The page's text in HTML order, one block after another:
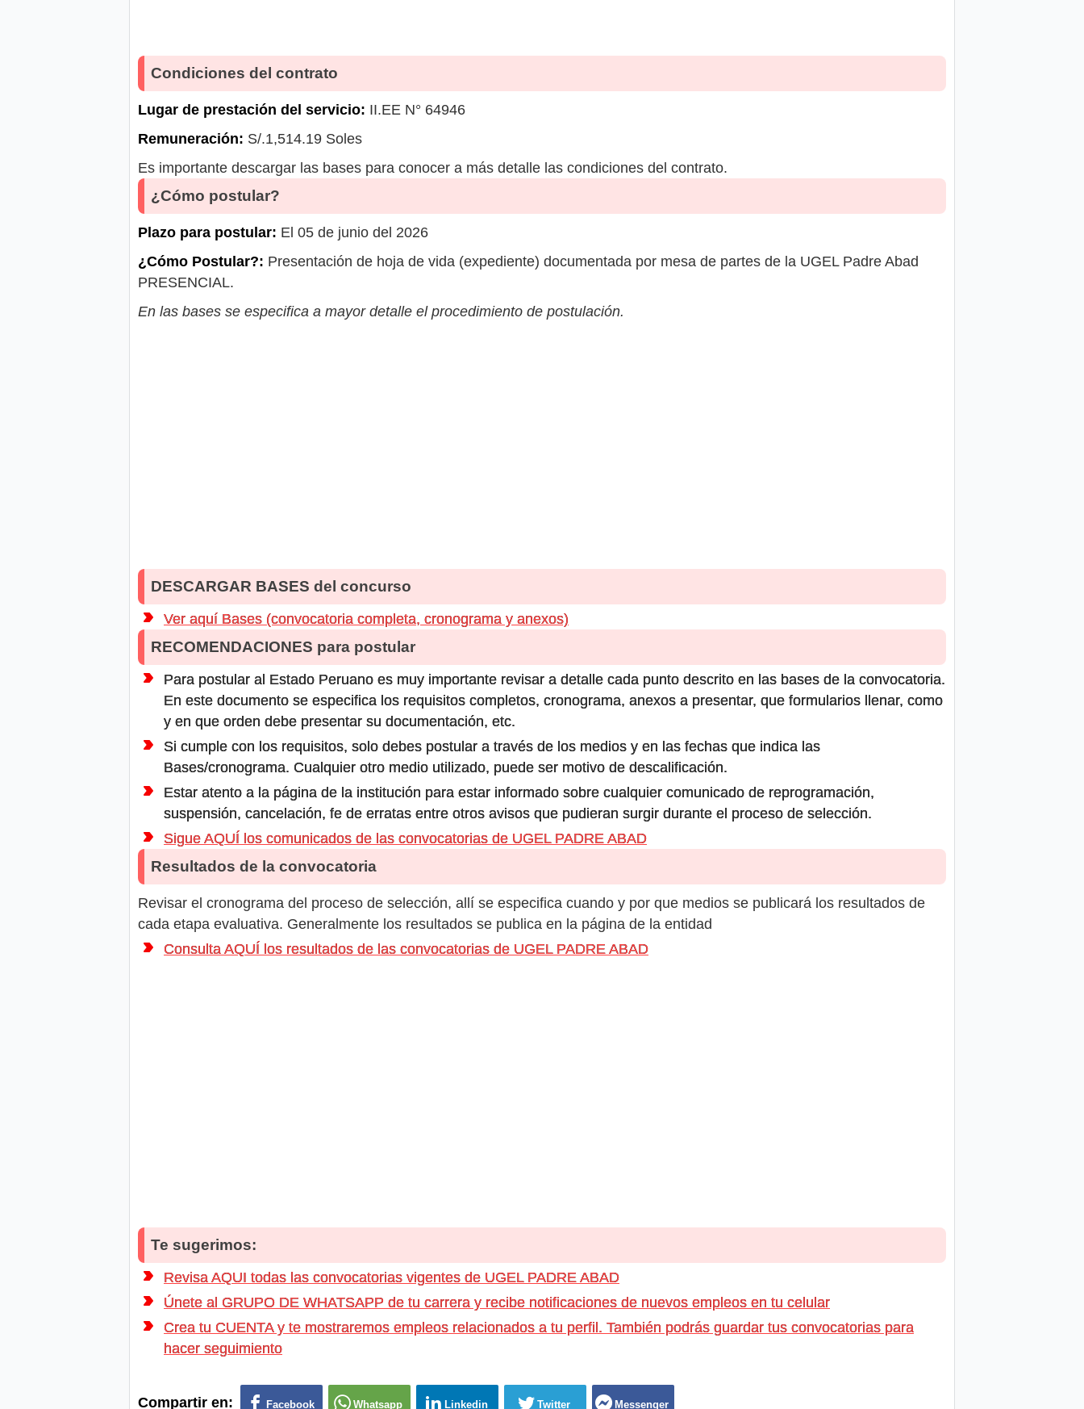
Condiciones del contrato
Lugar de prestación del servicio: II.EE N° 64946
Remuneración: S/.1,514.19 Soles
Es importante descargar las bases para conocer a más detalle las condiciones del contrato.
¿Cómo postular?
Plazo para postular: El 05 de junio del 2026
¿Cómo Postular?: Presentación de hoja de vida (expediente) documentada por mesa de partes de la UGEL Padre Abad
PRESENCIAL.
En las bases se especifica a mayor detalle el procedimiento de postulación.
DESCARGAR BASES del concurso
Ver aquí Bases (convocatoria completa, cronograma y anexos)
RECOMENDACIONES para postular
Para postular al Estado Peruano es muy importante revisar a detalle cada punto descrito en las bases de la convocatoria.
En este documento se especifica los requisitos completos, cronograma, anexos a presentar, que formularios llenar, como
y en que orden debe presentar su documentación, etc.
Si cumple con los requisitos, solo debes postular a través de los medios y en las fechas que indica las
Bases/cronograma. Cualquier otro medio utilizado, puede ser motivo de descalificación.
Estar atento a la página de la institución para estar informado sobre cualquier comunicado de reprogramación,
suspensión, cancelación, fe de erratas entre otros avisos que pudieran surgir durante el proceso de selección.
Sigue AQUÍ los comunicados de las convocatorias de UGEL PADRE ABAD
Resultados de la convocatoria
Revisar el cronograma del proceso de selección, allí se especifica cuando y por que medios se publicará los resultados de
cada etapa evaluativa. Generalmente los resultados se publica en la página de la entidad
Consulta AQUÍ los resultados de las convocatorias de UGEL PADRE ABAD
Te sugerimos:
Revisa AQUI todas las convocatorias vigentes de UGEL PADRE ABAD
Únete al GRUPO DE WHATSAPP de tu carrera y recibe notificaciones de nuevos empleos en tu celular
Crea tu CUENTA y te mostraremos empleos relacionados a tu perfil. También podrás guardar tus convocatorias para
hacer seguimiento
Compartir en: Facebook Whatsapp Linkedin Twitter Messenger